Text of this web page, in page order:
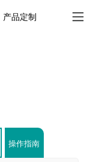
产品定制
操作指南